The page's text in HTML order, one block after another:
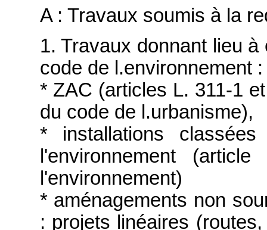
A : Travaux soumis à la
1. Travaux donnant lieu
code de l.environnement :
* ZAC (articles L. 311-1
du code de l.urbanisme),
* installations
l'environnement
l'environnement)
* aménagements non
: projets linéaires